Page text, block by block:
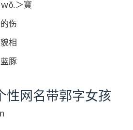
ｗǒ.＞寶
伤
相
豚
性网名带郭字女孩